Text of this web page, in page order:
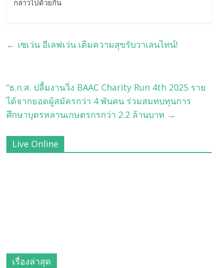
กล่าวไปด้วยกัน
← เซเว่น อีเลฟเว่น เติมความสุขรับวาเลนไทน์!
“ธ.ก.ส. ปลื้มงานวิ่ง BAAC Charity Run 4th 2025 ราย
ได้จากยอดผู้สมัครกว่า 4 พันคน ร่วมสมทบทุนการ
ศึกษาบุตรหลานเกษตรกรกว่า 2.2 ล้านบาท →
Live Online
เรื่องล่าสุด